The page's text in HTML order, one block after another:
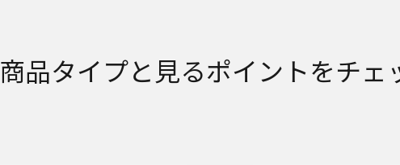
商品タイプと見るポイントをチェ